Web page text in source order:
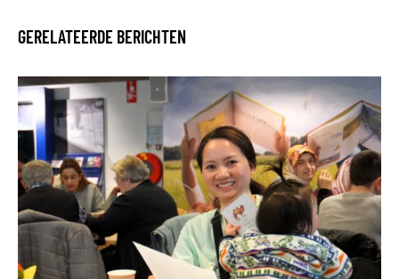
GERELATEERDE BERICHTEN